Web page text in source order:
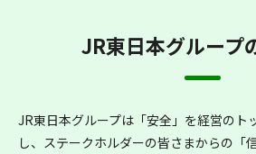
JR東日本グループ
JR東日本グループは「安全」を経営のト
し、 ステークホルダーの皆さまからの「